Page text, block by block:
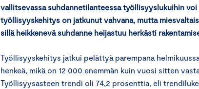
vallitsevassa suhdannetilanteessa työllisyyslukuihin
työllisyyskehitys on jatkunut vahvana, mutta
sillä heikkenevä suhdanne heijastuu herkästi
Työllisyyskehitys jatkui pelättyä parempana
henkeä, mikä on 12 000 enemmän kuin vuosi sitten
Työllisyysasteen trendi oli 74,2 prosenttia, eli